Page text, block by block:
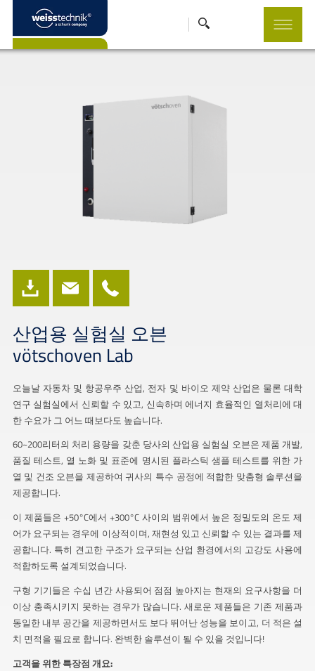
산업용 실험실 오븐
vötschoven Lab
오늘날 자동차 및 항공우주 산업, 전자 및 바이오 제약 산업은 물론 대학
연구 실험실에서 신뢰할 수 있고, 신속하며 에너지 효율적인 열처리에 대
한 수요가 그 어느 때보다도 높습니다.
60~200리터의 처리 용량을 갖춘 당사의 산업용 실험실 오븐은 제품 개발,
품질 테스트, 열 노화 및 표준에 명시된 플라스틱 샘플 테스트를 위한 가
열 및 건조 오븐을 제공하여 귀사의 특수 공정에 적합한 맞춤형 솔루션을
제공합니다.
이 제품들은 +50°C에서 +300°C 사이의 범위에서 높은 정밀도의 온도 제
어가 요구되는 경우에 이상적이며, 재현성 있고 신뢰할 수 있는 결과를 제
공합니다. 특히 견고한 구조가 요구되는 산업 환경에서의 고강도 사용에
적합하도록 설계되었습니다.
구형 기기들은 수십 년간 사용되어 점점 높아지는 현재의 요구사항을 더
이상 충족시키지 못하는 경우가 많습니다. 새로운 제품들은 기존 제품과
동일한 내부 공간을 제공하면서도 보다 뛰어난 성능을 보이고, 더 적은 설
치 면적을 필요로 합니다. 완벽한 솔루션이 될 수 있을 것입니다!
고객을 위한 특장점 개요: